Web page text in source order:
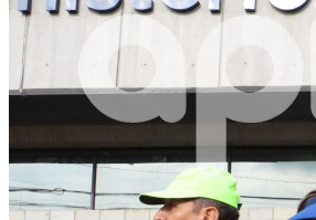
Facebook